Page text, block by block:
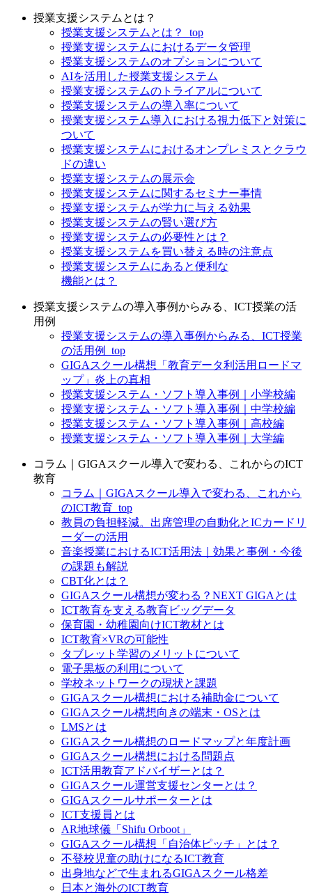
授業支援システムとは？
授業支援システムとは？_top
授業支援システムにおけるデータ管理
授業支援システムのオプションについて
AIを活用した授業支援システム
授業支援システムのトライアルについて
授業支援システムの導入率について
授業支援システム導入における視力低下と対策に
ついて
授業支援システムにおけるオンプレミスとクラウ
ドの違い
授業支援システムの展示会
授業支援システムに関するセミナー事情
授業支援システムが学力に与える効果
授業支援システムの賢い選び方
授業支援システムの必要性とは？
授業支援システムを買い替える時の注意点
授業支援システムにあると便利な
機能とは？
授業支援システムの導入事例からみる、ICT授業の活
用例
授業支援システムの導入事例からみる、ICT授業
の活用例_top
GIGAスクール構想「教育データ利活用ロードマ
ップ」炎上の真相
授業支援システム・ソフト導入事例｜小学校編
授業支援システム・ソフト導入事例｜中学校編
授業支援システム・ソフト導入事例｜高校編
授業支援システム・ソフト導入事例｜大学編
コラム｜GIGAスクール導入で変わる、これからのICT
教育
コラム｜GIGAスクール導入で変わる、これから
のICT教育_top
教員の負担軽減。出席管理の自動化とICカードリ
ーダーの活用
音楽授業におけるICT活用法｜効果と事例・今後
の課題も解説
CBT化とは？
GIGAスクール構想が変わる？NEXT GIGAとは
ICT教育を支える教育ビッグデータ
保育園・幼稚園向けICT教材とは
ICT教育×VRの可能性
タブレット学習のメリットについて
電子黒板の利用について
学校ネットワークの現状と課題
GIGAスクール構想における補助金について
GIGAスクール構想向きの端末・OSとは
LMSとは
GIGAスクール構想のロードマップと年度計画
GIGAスクール構想における問題点
ICT活用教育アドバイザーとは？
GIGAスクール運営支援センターとは？
GIGAスクールサポーターとは
ICT支援員とは
AR地球儀「Shifu Orboot」
GIGAスクール構想「自治体ピッチ」とは？
不登校児童の助けになるICT教育
出身地などで生まれるGIGAスクール格差
日本と海外のICT教育